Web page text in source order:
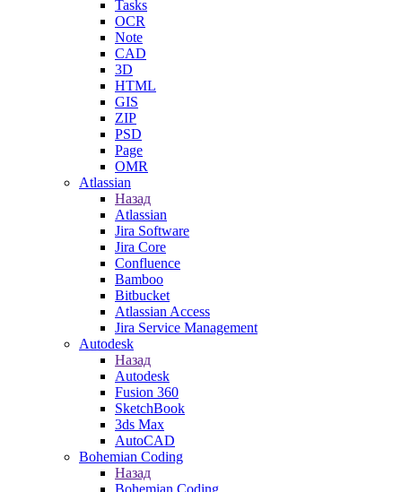
Tasks
OCR
Note
CAD
3D
HTML
GIS
ZIP
PSD
Page
OMR
Atlassian
Назад
Atlassian
Jira Software
Jira Core
Confluence
Bamboo
Bitbucket
Atlassian Access
Jira Service Management
Autodesk
Назад
Autodesk
Fusion 360
SketchBook
3ds Max
AutoCAD
Bohemian Coding
Назад
Bohemian Coding